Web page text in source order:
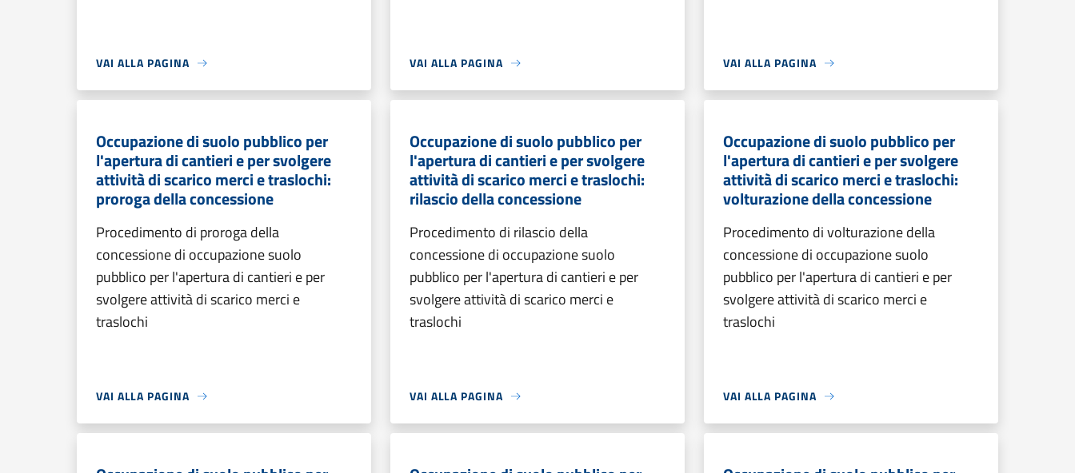
VAI ALLA PAGINA VAI ALLA PAGINA VAI ALLA PAGINA
Occupazione di suolo pubblico per
l'apertura di cantieri e per svolgere
attività di scarico merci e traslochi:
proroga della concessione
Procedimento di proroga della
concessione di occupazione suolo
pubblico per l'apertura di cantieri e per
svolgere attività di scarico merci e
traslochi
VAI ALLA PAGINA
Occupazione di suolo pubblico per
l'apertura di cantieri e per svolgere
attività di scarico merci e traslochi:
rilascio della concessione
Procedimento di rilascio della
concessione di occupazione suolo
pubblico per l'apertura di cantieri e per
svolgere attività di scarico merci e
traslochi
VAI ALLA PAGINA
Occupazione di suolo pubblico per
l'apertura di cantieri e per svolgere
attività di scarico merci e traslochi:
volturazione della concessione
Procedimento di volturazione della
concessione di occupazione suolo
pubblico per l'apertura di cantieri e per
svolgere attività di scarico merci e
traslochi
VAI ALLA PAGINA